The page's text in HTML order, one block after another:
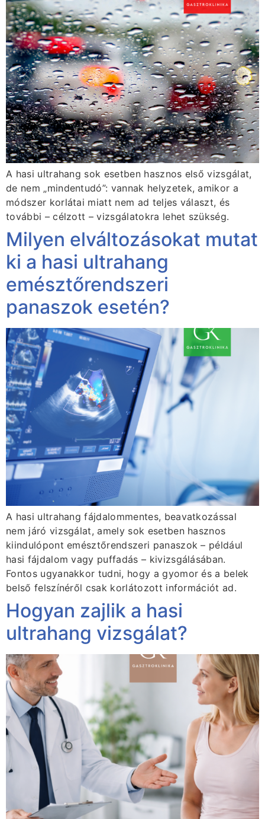
A hasi ultrahang sok esetben hasznos első vizsgálat,
de nem „mindentudó”: vannak helyzetek, amikor a
módszer korlátai miatt nem ad teljes választ, és
további – célzott – vizsgálatokra lehet szükség.
Milyen elváltozásokat mutat
ki a hasi ultrahang
emésztőrendszeri
panaszok esetén?
A hasi ultrahang fájdalommentes, beavatkozással
nem járó vizsgálat, amely sok esetben hasznos
kiindulópont emésztőrendszeri panaszok – például
hasi fájdalom vagy puffadás – kivizsgálásában.
Fontos ugyanakkor tudni, hogy a gyomor és a belek
belső felszínéről csak korlátozott információt ad.
Hogyan zajlik a hasi
ultrahang vizsgálat?